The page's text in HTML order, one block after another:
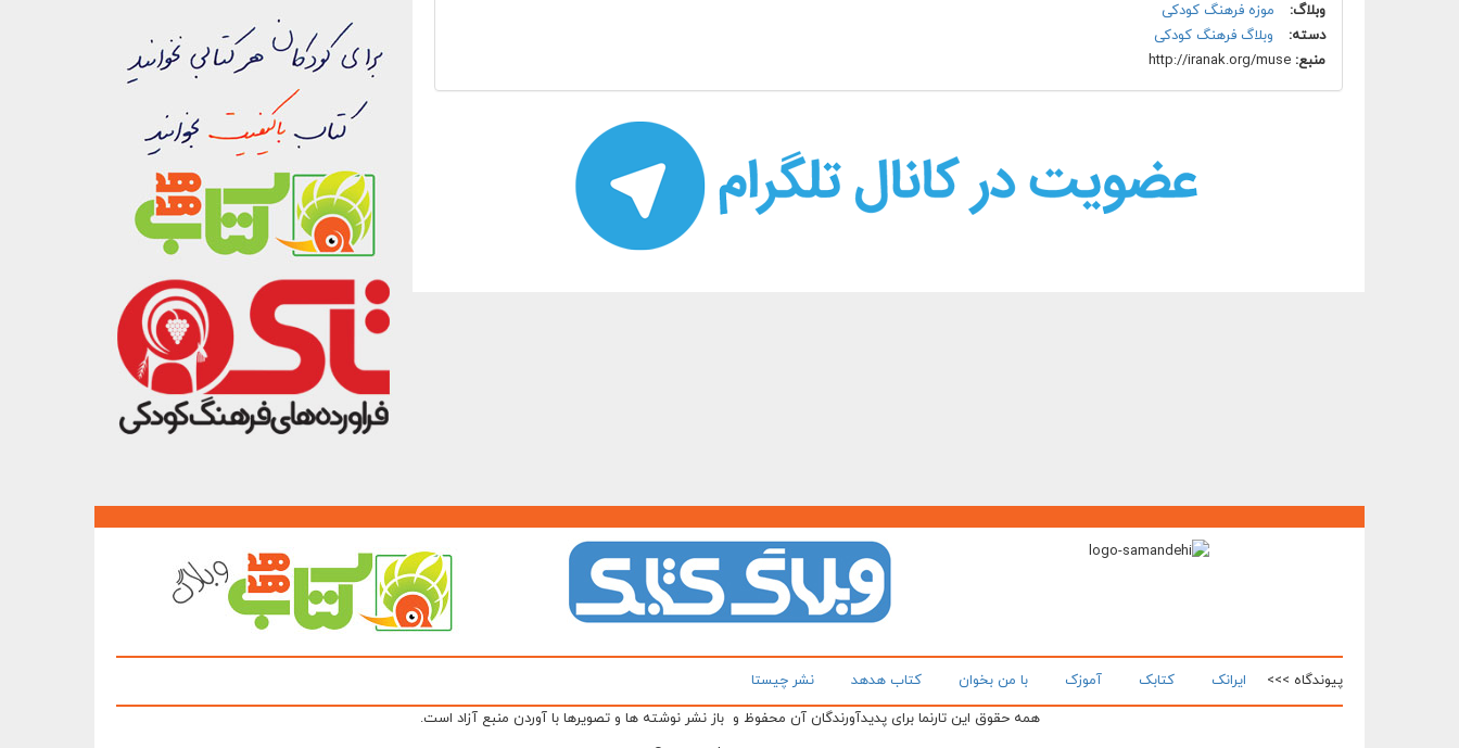
وبلاگ:
موزه فرهنگ کودکی
دسته:
وبلاگ فرهنگ کودکی
منبع: http://iranak.org/muse
پیوندگاه >>> ایرانک کتابک آموزک با من بخوان کتاب هدهد
نشر چیستا
همه حقوق این تارنما برای پدیدآورندگان آن محفوظ و باز نشر نوشته ها و تصویرها با آوردن منبع آزاد است.